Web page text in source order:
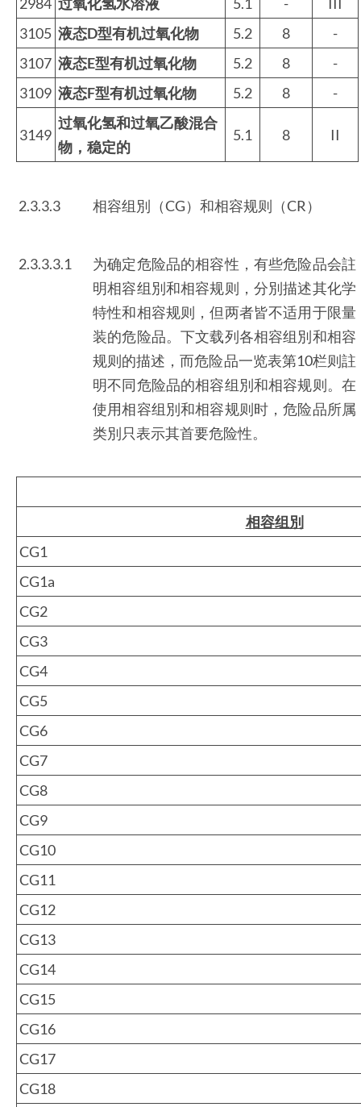
3105 液态D型有机过氧化物 5.2 8
-
3107 液态E型有机过氧化物 5.2 8
-
3109 液态F型有机过氧化物 5.2 8 -
3149
过氧化氢和过氧乙酸混合
物，稳定的
5.1 8 II
2.3.3.3 相容组別（CG）和相容规则（CR）
2.3.3.3.1
为确定危险品的相容性，有些危险品会註
明相容组別和相容规则，分別描述其化学
特性和相容规则，但两者皆不适用于限量
装的危险品。下文载列各相容组別和相容
规则的描述，而危险品一览表第10栏则註
明不同危险品的相容组別和相容规则。在
使用相容组別和相容规则时，危险品所属
类別只表示其首要危险性。
相容组別
CG1
CG1a
CG2
CG3
CG4
CG5
CG6
CG7
CG8
CG9
CG10
CG11
CG12
CG13
CG14
CG15
CG16
CG17
CG18